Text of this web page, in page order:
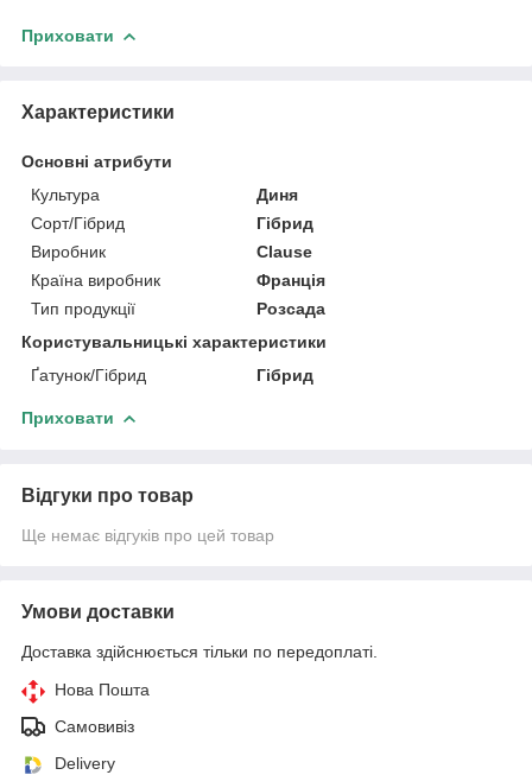
Приховати
Характеристики
Основні атрибути
Культура
Диня
Сорт/Гібрид
Гібрид
Виробник
Clause
Країна виробник
Франція
Тип продукції
Розсада
Користувальницькі характеристики
Ґатунок/Гібрид
Гібрид
Приховати
Відгуки про товар
Ще немає відгуків про цей товар
Умови доставки
Доставка здійснюється тільки по передоплаті.
Нова Пошта
Самовивіз
Delivery